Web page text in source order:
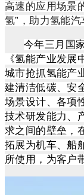
高速的应用场景
氢”，助力氢能
今年三月国
《氢能产业发
城市抢抓氢能产
建清洁低碳、安
场景设计、各项
技术研发能力、
求之间的壁垒，
拓展为机车、船
所使用，为客户